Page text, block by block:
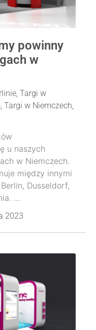
powinny
w
, Targi w
, Targi w Niemczech,
u naszych
w Niemczech.
między innymi
Dusseldorf,
...
2023